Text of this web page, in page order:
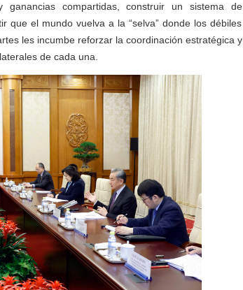
ganancias compartidas, construir un sistema de
que el mundo vuelva a la “selva” donde los débiles
les incumbe reforzar la coordinación estratégica y
de cada una.